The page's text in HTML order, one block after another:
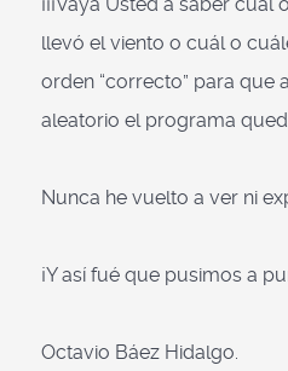
llevó el viento o cuál o
orden “correcto” para que
aleatorio el programa
Nunca he vuelto a ver ni
¡Y así fué que pusimos a
Octavio Báez Hidalgo.